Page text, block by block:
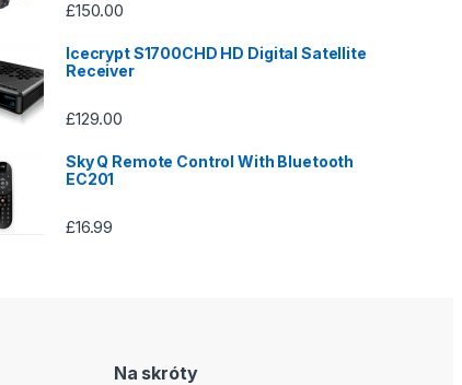
£150.00
Icecrypt S1700CHD HD Digital Satellite
Receiver
£129.00
Sky Q Remote Control With Bluetooth
EC201
£16.99
Na skróty